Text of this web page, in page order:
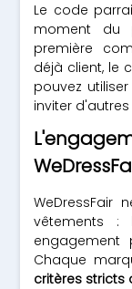
Le code
moment du
première
déjà client, le
pouvez
inviter
vêtements :
engagement
Chaque
critères stricts